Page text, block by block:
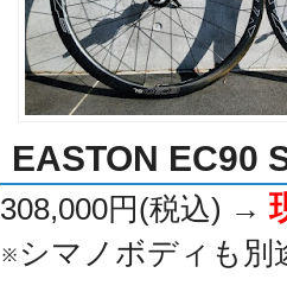
EASTON
308,000円(税込) →
※シマノボディも別